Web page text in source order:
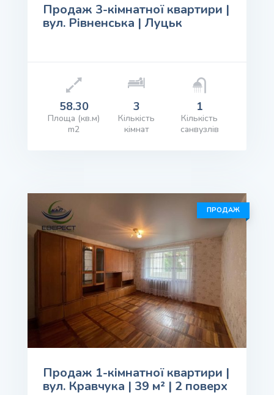
Продаж 3-кімнатної квартири |
вул. Рівненська | Луцьк
58.30
Площа (кв.м)
m2
3
Кількість
кімнат
1
Кількість
санвузлів
ПРОДАЖ
Продаж 1-кімнатної квартири |
вул. Кравчука | 39 м² | 2 поверх